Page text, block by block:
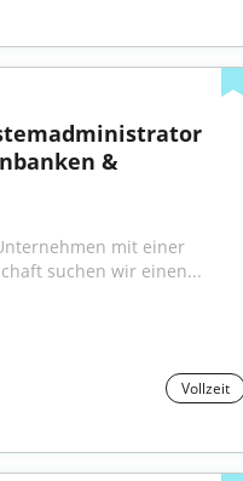
&
mit einer
suchen wir einen...
Vollzeit